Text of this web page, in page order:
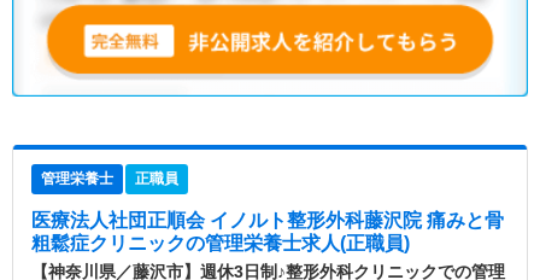
管理栄養士 正職員
医療法人社団正順会 イノルト整形外科藤沢院 痛みと骨
粗鬆症クリニックの管理栄養士求人(正職員)
【神奈川県／藤沢市】週休3日制♪整形外科クリニックでの管理